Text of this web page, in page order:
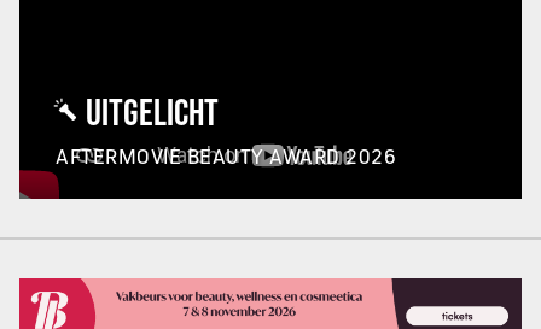
UITGELICHT
AFTERMOVIE BEAUTY AWARD 2026